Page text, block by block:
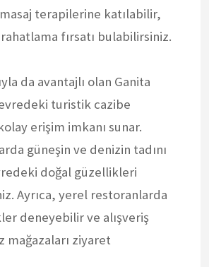
terapilerine katılabilir,
fırsatı bulabilirsiniz.
da avantajlı olan Ganita
turistik cazibe
erişim imkanı sunar.
güneşin ve denizin tadını
doğal güzellikleri
Ayrıca, yerel restoranlarda
deneyebilir ve alışveriş
mağazaları ziyaret